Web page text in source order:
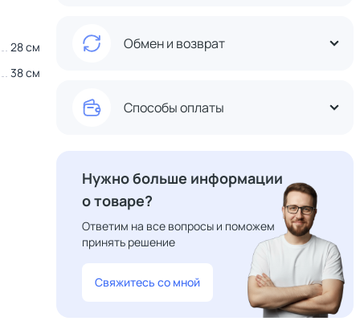
28 см
38 см
Обмен и возврат
Способы оплаты
Нужно больше информации
о товаре?
Ответим на все вопросы и поможем
принять решение
Свяжитесь со мной